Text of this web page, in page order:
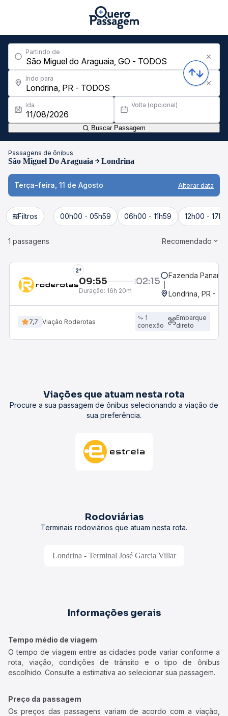
Partindo de
Indo para
Ida Volta (opcional)
Buscar Passagem
Passagens de ônibus
São Miguel Do Araguaia Londrina
Terça-feira, 11 de Agosto Alterar data
Filtros 00h00 - 05h59 06h00 - 11h59 12h00 -
1 passagens Recomendado
2°
09:55 02:15
Duração: 16h 20m
Fazenda
Londrina, PR -
7,7 Viação Roderotas
1
conexão
Embarque
direto
Viações que atuam nesta rota
Procure a sua passagem de ônibus selecionando a viação de
sua preferência.
Rodoviárias
Terminais rodoviários que atuam nesta rota.
Londrina - Terminal José Garcia Villar
Informações gerais
Tempo médio de viagem
O tempo de viagem entre as cidades pode variar conforme a
rota, viação, condições de trânsito e o tipo de ônibus
escolhido. Consulte a estimativa ao selecionar sua passagem.
Preço da passagem
Os preços das passagens variam de acordo com a viação,